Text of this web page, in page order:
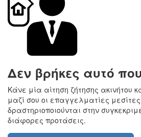
Δεν βρήκες αυτό
Κάνε μία αίτηση ζήτησης ακινήτου
μαζί σου οι επαγγελματίες
δραστηριοποιούνται στην
διάφορες προτάσεις.